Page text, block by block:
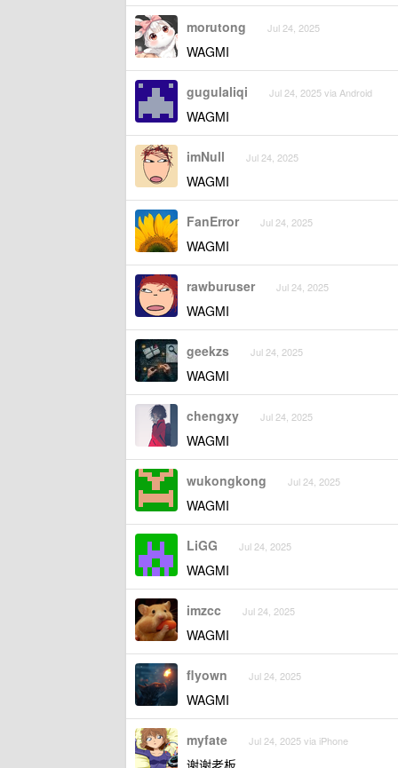
morutong Jul 24, 2025
WAGMI
gugulaliqi Jul 24, 2025 via Android
WAGMI
imNull Jul 24, 2025
WAGMI
FanError Jul 24, 2025
WAGMI
rawburuser Jul 24, 2025
WAGMI
geekzs Jul 24, 2025
WAGMI
chengxy Jul 24, 2025
WAGMI
wukongkong Jul 24, 2025
WAGMI
LiGG Jul 24, 2025
WAGMI
imzcc Jul 24, 2025
WAGMI
flyown Jul 24, 2025
WAGMI
myfate Jul 24, 2025 via iPhone
谢谢老板